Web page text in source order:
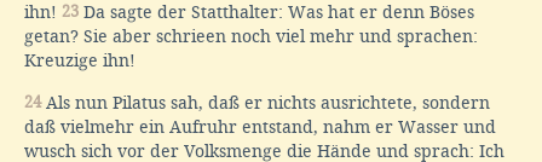
ihn! 23 Da sagte der Statthalter: Was hat er denn Böses
getan? Sie aber schrieen noch viel mehr und sprachen:
Kreuzige ihn!
24Als nun Pilatus sah, daß er nichts ausrichtete, sondern
daß vielmehr ein Aufruhr entstand, nahm er Wasser und
wusch sich vor der Volksmenge die Hände und sprach: Ich